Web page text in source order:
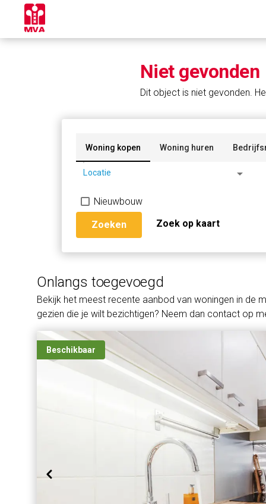
Niet gevonden
Dit object is niet gevonden.
Woning kopen Woning huren
Locatie arrow_drop_down
Nieuwbouw
Zoeken Zoek op kaart
Onlangs toegevoegd
Bekijk het meest recente aanbod van woningen in de
gezien die je wilt bezichtigen? Neem dan contact op
Beschikbaar